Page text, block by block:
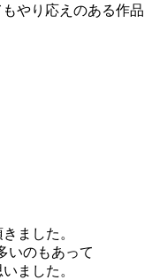
やり応えのある作品
ました。
いのもあって
ました。